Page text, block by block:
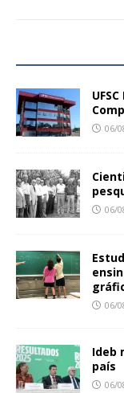
06/
06/
06/
Ideb
país
06/